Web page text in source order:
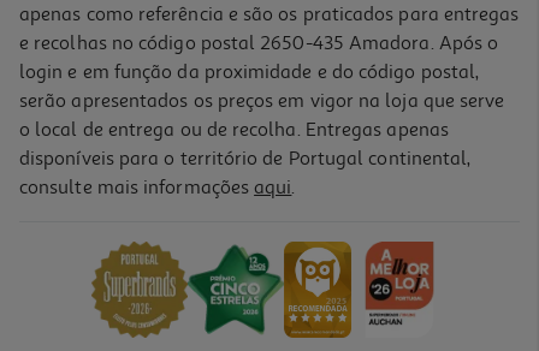
-25%
Creme Barreira Ducray Dexyane 100ml
Price reduced from
10,32 €
apenas como referência e são os praticados para entregas
e recolhas no código postal 2650-435 Amadora. Após o
login e em função da proximidade e do código postal,
serão apresentados os preços em vigor na loja que serve
o local de entrega ou de recolha. Entregas apenas
disponíveis para o território de Portugal continental,
consulte mais informações aqui.